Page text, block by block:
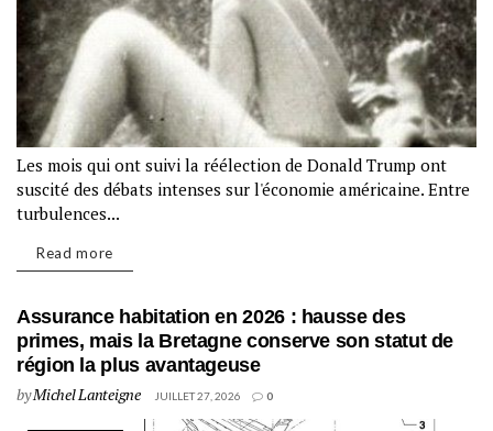
Les mois qui ont suivi la réélection de Donald Trump ont
suscité des débats intenses sur l'économie américaine. Entre
turbulences...
Read more
Assurance habitation en 2026 : hausse des
primes, mais la Bretagne conserve son statut de
région la plus avantageuse
byMichel Lanteigne JUILLET 27, 2026 0